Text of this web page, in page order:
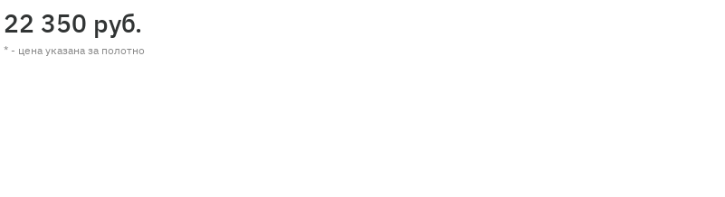
22 350 руб.
* - цена указана за полотно